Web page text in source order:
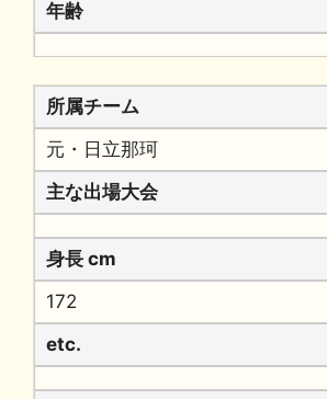
年齢
所属チーム
元・日立那珂
主な出場大会
身長 cm
172
etc.